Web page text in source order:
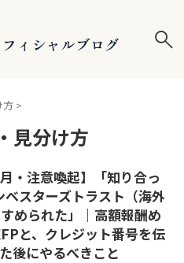
フィシャルブログ
方 >
見分け方
・注意喚起】「知り合っ
ベスターズトラスト（海外
められた」｜高額報酬め
と、クレジット番号を伝
後にやるべきこと